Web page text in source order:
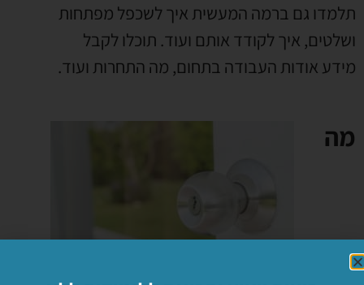
תלמדו גם ברמה המעשית איך לשכפל מפתחות
ושלטים, איך לקודד אותם ועוד. תוכלו לקבל
מידע אודות העבודה בתחום, מה התחרות ועוד.
מה